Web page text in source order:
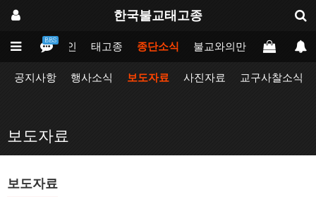
한국불교태고종
BBS
메인 태고종 종단소식 불교와의만남 업무포털
공지사항 행사소식 보도자료 사진자료 교구사찰소식
보도자료
보도자료